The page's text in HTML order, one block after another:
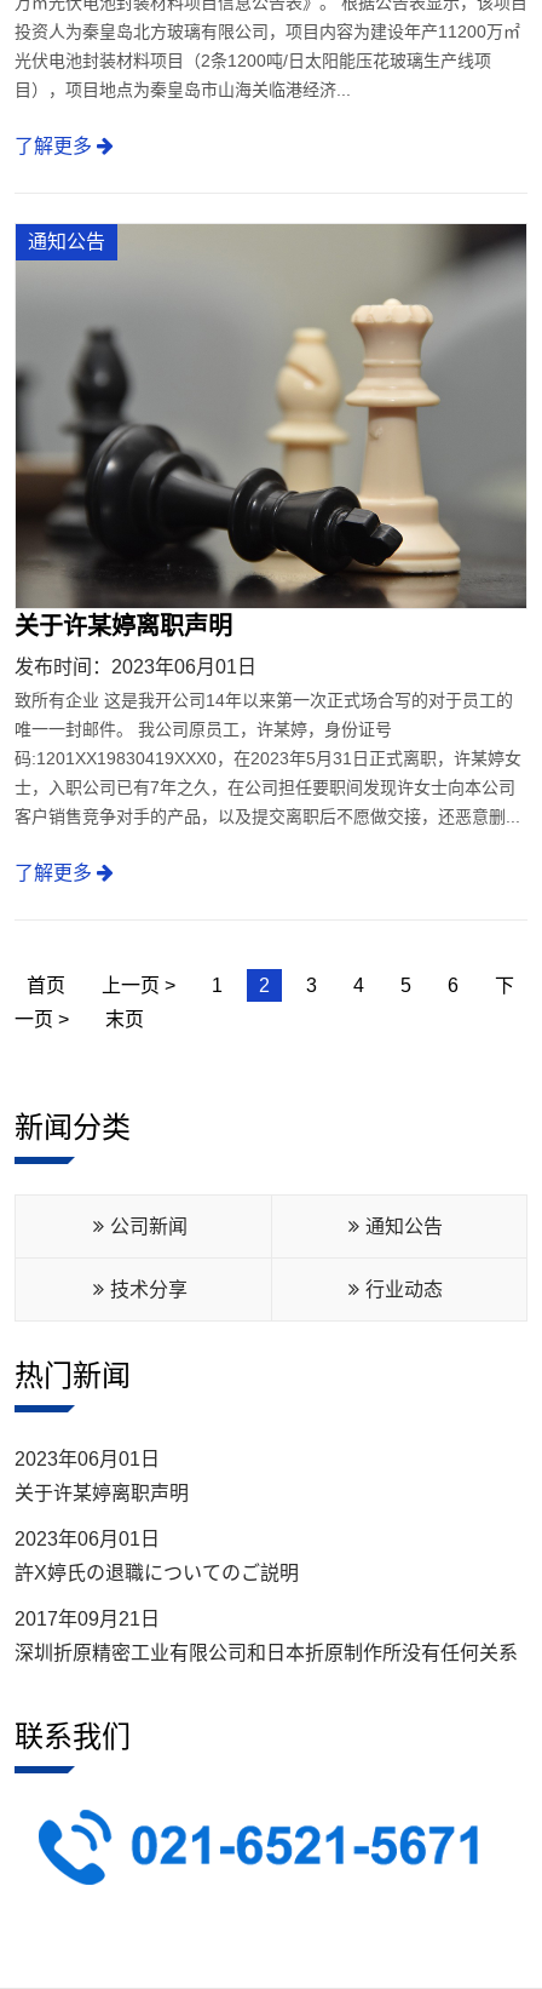
投资人为秦皇岛北方玻璃有限公司，项目内容为建设年产11200万㎡
光伏电池封装材料项目（2条1200吨/日太阳能压花玻璃生产线项
目），项目地点为秦皇岛市山海关临港经济...
了解更多
通知公告
关于许某婷离职声明
发布时间：2023年06月01日
致所有企业 这是我开公司14年以来第一次正式场合写的对于员工的
唯一一封邮件。 我公司原员工，许某婷，身份证号
码:1201XX19830419XXX0，在2023年5月31日正式离职，许某婷女
士，入职公司已有7年之久，在公司担任要职间发现许女士向本公司
客户销售竞争对手的产品，以及提交离职后不愿做交接，还恶意删...
了解更多
首页 上一页 > 1 2 3 4 5 6
下
一页 >
末页
新闻分类
公司新闻 通知公告
技术分享 行业动态
热门新闻
2023年06月01日
关于许某婷离职声明
2023年06月01日
許X婷氏の退職についてのご説明
2017年09月21日
深圳折原精密工业有限公司和日本折原制作所没有任何关系
联系我们